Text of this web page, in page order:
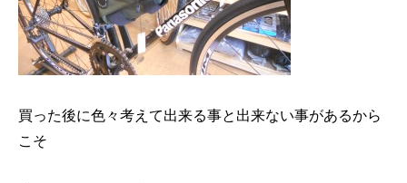
買った後に色々考えて出来る事と出来ない事があるから
こそ